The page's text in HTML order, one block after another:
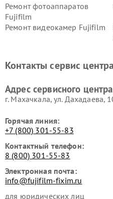
Ремонт фотоаппаратов
Fujifilm
Ремонт видеокамер Fujifilm
Контакты сервис центра
Адрес сервисного
г. Махачкала, ул. Дахадаева,
Горячая линия:
+7 (800) 301-55-83
Контактный телефон:
8 (800) 301-55-83
Электронная почта:
info@fujifilm-fixim.ru
для юридических лиц